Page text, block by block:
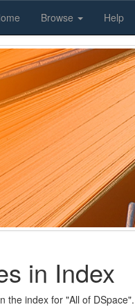
Browse Help
in Index
the index for "All of DSpace".